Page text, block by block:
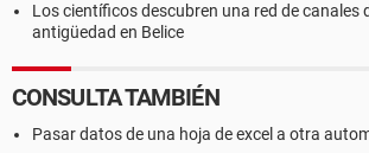
Los científicos descubren una red de canales
antigüedad en Belice
CONSULTA TAMBIÉN
Pasar datos de una hoja de excel a otra